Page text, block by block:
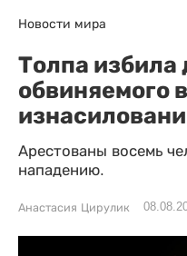
Новости мира
Толпа избила
обвиняемого
Арестованы восемь
нападению.
Анастасия Цирулик